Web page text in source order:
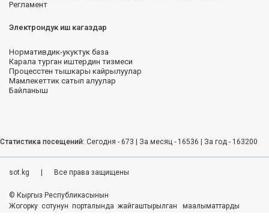
Регламент
Электрондук иш кагаздар
Нормативдик-укуктук база
Карала турган иштердин тизмеси
Процесстен тышкары кайрылуулар
Мамлекеттик сатып алуулар
Байланыш
Статистика посещений: Сегодня - 673 | За месяц - 16536 | За год - 163200
sot.kg Все права защищены
© Кыргыз Республикасынын
Жогорку сотунун порталында жайгаштырылган маалыматтарды